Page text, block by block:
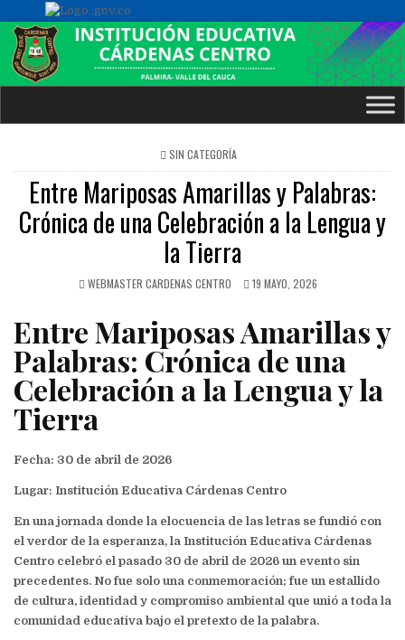
POSTED
IN
SIN CATEGORÍA
Entre Mariposas Amarillas y Palabras:
Crónica de una Celebración a la Lengua y
la Tierra
WEBMASTER CARDENAS CENTRO 19 MAYO, 2026
Entre Mariposas Amarillas y
Palabras: Crónica de una
Celebración a la Lengua y la
Tierra
Fecha: 30 de abril de 2026
Lugar: Institución Educativa Cárdenas Centro
En una jornada donde la elocuencia de las letras se fundió con
el verdor de la esperanza, la Institución Educativa Cárdenas
Centro celebró el pasado 30 de abril de 2026 un evento sin
precedentes. No fue solo una conmemoración; fue un estallido
de cultura, identidad y compromiso ambiental que unió a toda la
comunidad educativa bajo el pretexto de la palabra.